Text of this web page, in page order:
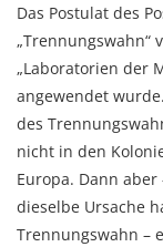
Das Postulat des
„Trennungswahn“
„Laboratorien der
angewendet
des
nicht in den
Europa. Dann
dieselbe Ursache
Trennungswahn –